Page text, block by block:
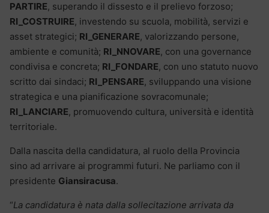
PARTIRE, superando il dissesto e il prelievo forzoso;
RI_COSTRUIRE, investendo su scuola, mobilità, servizi e
asset strategici; RI_GENERARE, valorizzando persone,
ambiente e comunità; RI_NNOVARE, con una governance
condivisa e concreta; RI_FONDARE, con uno statuto nuovo
scritto dai sindaci; RI_PENSARE, sviluppando una visione
strategica e una pianificazione sovracomunale;
RI_LANCIARE, promuovendo cultura, università e identità
territoriale.
Dalla nascita della candidatura, al ruolo della Provincia
sino ad arrivare ai programmi futuri. Ne parliamo con il
presidente Giansiracusa.
“La candidatura è nata dalla sollecitazione arrivata da